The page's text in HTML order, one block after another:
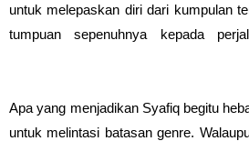
untuk melepaskan diri dari kumpulan
tumpuan sepenuhnya kepada
Apa yang menjadikan Syafiq begitu
untuk melintasi batasan genre.